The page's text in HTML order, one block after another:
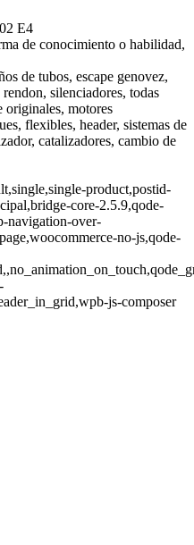
E4
de conocimiento o habilidad,
de tubos, escape genovez,
silenciadores, todas
originales, motores
flexibles, header, sistemas de
catalizadores, cambio de
product,postid-
core-2.5.9,qode-
navigation-over-
no-js,qode-
js-composer